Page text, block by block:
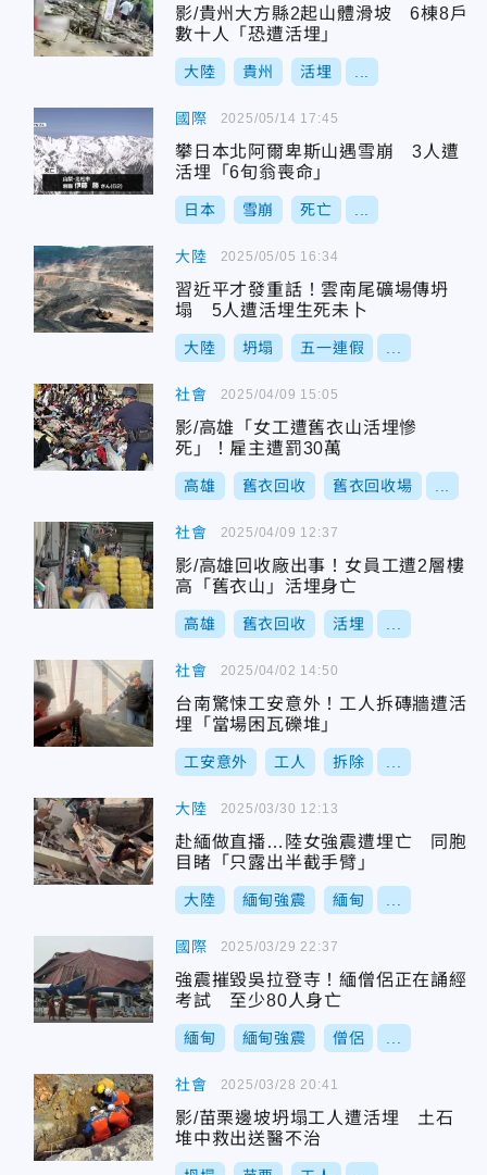
影/貴州大方縣2起山體滑坡 6棟8戶
數十人「恐遭活埋」
大陸 貴州 活埋
國際
攀日本北阿爾卑斯山遇雪崩 3人遭
活埋「6旬翁喪命」
日本 雪崩 死亡
2025/05/14 17:45
大陸
習近平才發重話！雲南尾礦場傳坍
塌 5人遭活埋生死未卜
大陸 坍塌 五一連假
2025/05/05 16:34
社會
影/高雄「女工遭舊衣山活埋慘
死」！雇主遭罰30萬
高雄 舊衣回收 舊衣回收場
2025/04/09 15:05
社會
影/高雄回收廠出事！女員工遭2層樓
高「舊衣山」活埋身亡
高雄 舊衣回收 活埋
2025/04/09 12:37
社會
台南驚悚工安意外！工人拆磚牆遭活
埋「當場困瓦礫堆」
工安意外 工人 拆除
2025/04/02 14:50
大陸
赴緬做直播…陸女強震遭埋亡 同胞
目睹「只露出半截手臂」
大陸 緬甸強震 緬甸
2025/03/30 12:13
國際
強震摧毀吳拉登寺！緬僧侶正在誦經
考試 至少80人身亡
緬甸 緬甸強震 僧侶
2025/03/29 22:37
社會
影/苗栗邊坡坍塌工人遭活埋 土石
堆中救出送醫不治
2025/03/28 20:41